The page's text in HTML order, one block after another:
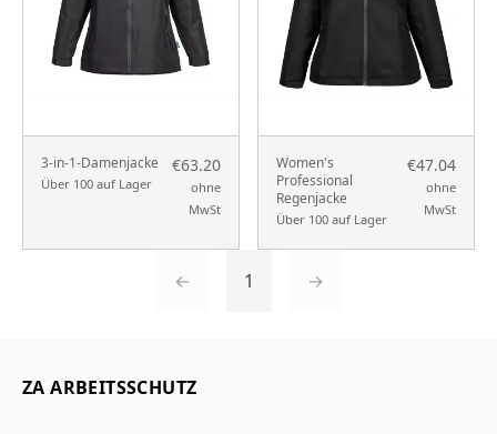
3-in-1-Damenjacke
Über 100 auf Lager
€63.20
ohne
MwSt
Women's
Professional
Regenjacke
Über 100 auf Lager
€47.04
ohne
MwSt
← 1 →
ZA ARBEITSSCHUTZ